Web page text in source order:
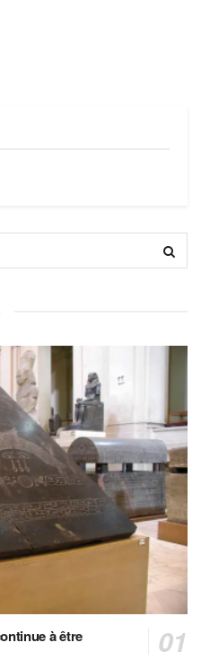
à être